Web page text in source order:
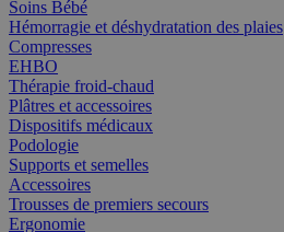
Soins Bébé
Hémorragie et déshydratation des plaies
Compresses
EHBO
Thérapie froid-chaud
Plâtres et accessoires
Dispositifs médicaux
Podologie
Supports et semelles
Accessoires
Trousses de premiers secours
Ergonomie